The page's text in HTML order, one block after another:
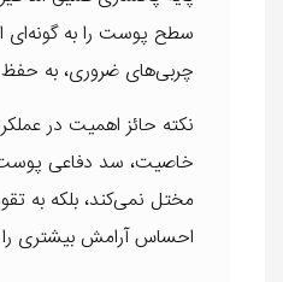
سطح پوست را به گونه‌ای
چربی‌های ضروری، به
مختل نمی‌کند، بلکه به
احساس آرامش بیشتری